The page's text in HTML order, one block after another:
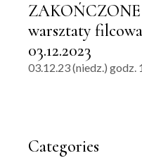
warsztaty
03.12.2023
03.12.23 (niedz.) godz.
Categories